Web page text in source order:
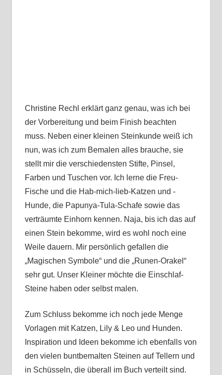
Christine Rechl erklärt ganz genau, was ich bei
der Vorbereitung und beim Finish beachten
muss. Neben einer kleinen Steinkunde weiß ich
nun, was ich zum Bemalen alles brauche, sie
stellt mir die verschiedensten Stifte, Pinsel,
Farben und Tuschen vor. Ich lerne die Freu-
Fische und die Hab-mich-lieb-Katzen und -
Hunde, die Papunya-Tula-Schafe sowie das
verträumte Einhorn kennen. Naja, bis ich das auf
einen Stein bekomme, wird es wohl noch eine
Weile dauern. Mir persönlich gefallen die
„Magischen Symbole“ und die „Runen-Orakel“
sehr gut. Unser Kleiner möchte die Einschlaf-
Steine haben oder selbst malen.
Zum Schluss bekomme ich noch jede Menge
Vorlagen mit Katzen, Lily & Leo und Hunden.
Inspiration und Ideen bekomme ich ebenfalls von
den vielen buntbemalten Steinen auf Tellern und
in Schüsseln, die überall im Buch verteilt sind.